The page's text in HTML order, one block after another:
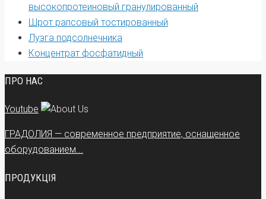
высокопротеиновый гранулированный
Шрот рапсовый тостированный
Лузга подсолнечника
Концентрат фосфатидный
ПРО НАС
Youtube
ГРАДОЛИЯ — современное предприятие, оснащенное
оборудованием...
ПРОДУКЦІЯ